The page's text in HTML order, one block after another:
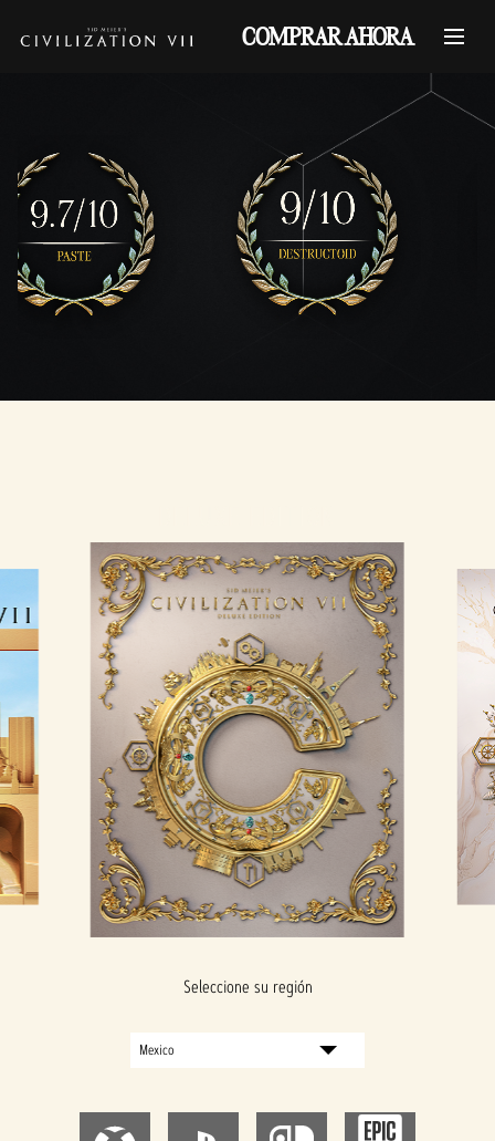
COMPRAR AHORA
Seleccione su región